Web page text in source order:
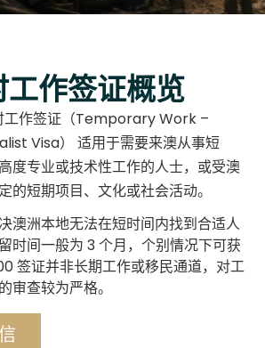
作签证概览
工作签证（Temporary Work –
Visa）
适用于需要来澳从事短
度专业或技术性工作的人士，或受澳
的短期项目、文化或社会活动。
澳洲本地无法在短时间内找到合适人
时间一般为 3 个月，个别情况下可获
签证并非长期工作或移民通道，对工
审查较为严格。